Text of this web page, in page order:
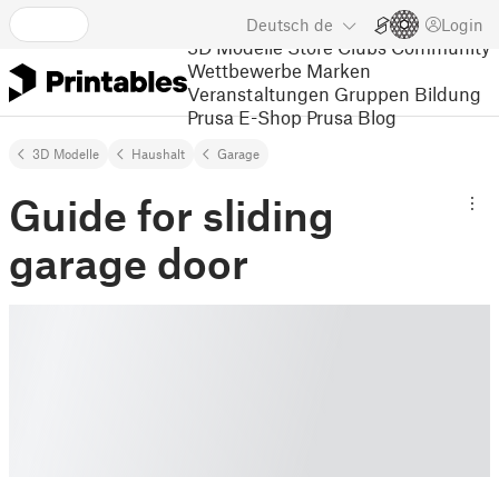
Deutsch de Login
3D Modelle Store Clubs Community
Wettbewerbe Marken
Veranstaltungen Gruppen Bildung
Prusa E-Shop Prusa Blog
3D Modelle Haushalt Garage
Guide for sliding
garage door